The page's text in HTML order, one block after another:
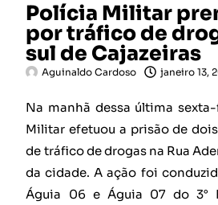
Polícia Militar
por tráfico de
sul de Cajazeiras
Aguinaldo Cardoso janeiro 13,
Na manhã dessa última
Militar efetuou a prisão de
de tráfico de drogas na Rua
da cidade. A ação foi
Águia 06 e Águia 07 do 3°